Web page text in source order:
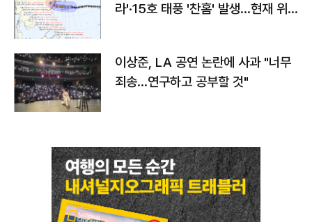
라'·15호 태풍 '찬홈' 발생…현재 위
이상준, LA 공연 논란에 사과 "너무
죄송…연구하고 공부할 것"